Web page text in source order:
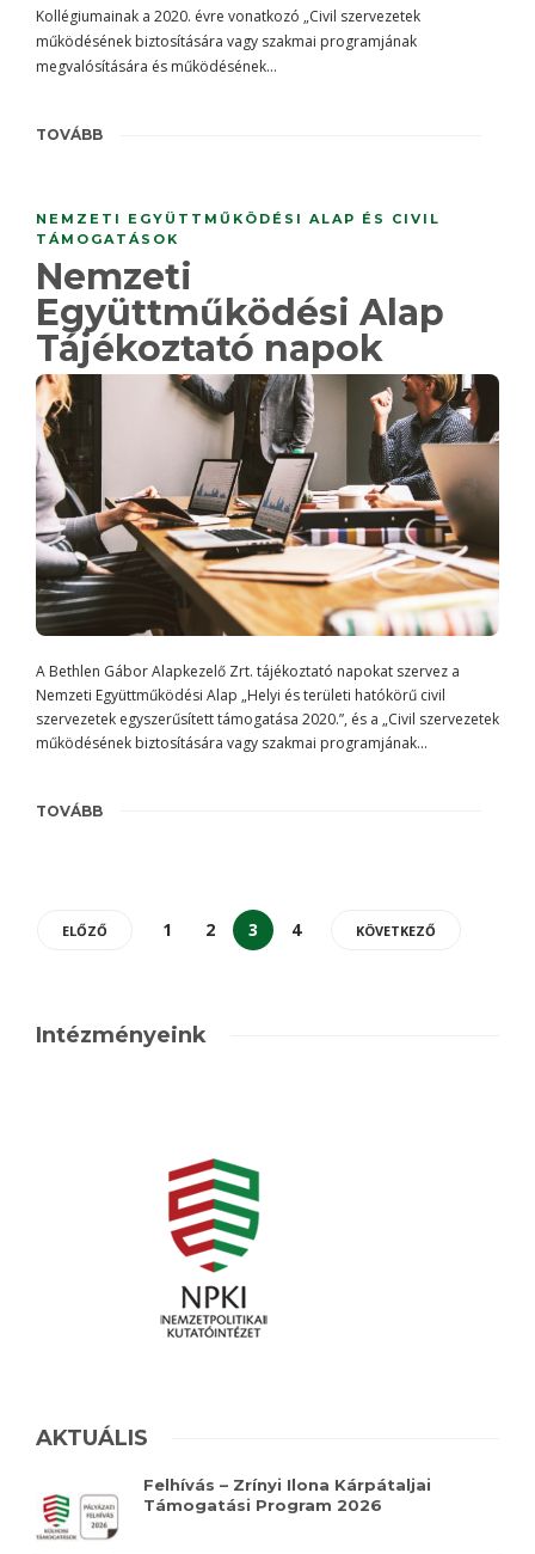
Kollégiumainak a 2020. évre vonatkozó „Civil szervezetek
működésének biztosítására vagy szakmai programjának
megvalósítására és működésének…
TOVÁBB
NEMZETI EGYÜTTMŰKÖDÉSI ALAP ÉS CIVIL
TÁMOGATÁSOK
Nemzeti
Együttműködési Alap
Tájékoztató napok
A Bethlen Gábor Alapkezelő Zrt. tájékoztató napokat szervez a
Nemzeti Együttműködési Alap „Helyi és területi hatókörű civil
szervezetek egyszerűsített támogatása 2020.”, és a „Civil szervezetek
működésének biztosítására vagy szakmai programjának...
TOVÁBB
ELŐZŐ 1 2 3 4 KÖVETKEZŐ
Intézményeink
AKTUÁLIS
Felhívás – Zrínyi Ilona Kárpátaljai
Támogatási Program 2026